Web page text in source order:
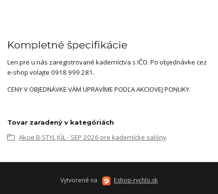
Kompletné špecifikácie
Len pre u nás zaregistrované kaderníctva s IČO. Po objednávke cez
e-shop volajte 0918 999 281.
CENY V OBJEDNÁVKE VÁM UPRAVÍME PODĽA AKCIOVEJ PONUKY.
Tovar zaradený v kategóriách
Akcie B-STYL JÚL - SEP 2026 pre kadernícke salóny
Vytvorené na Eshop-rychlo.sk